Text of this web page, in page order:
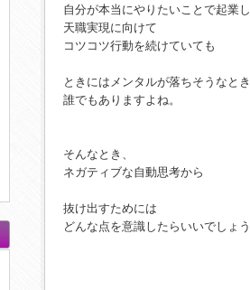
自分が本当にやりたいことで起業
天職実現に向けて
コツコツ行動を続けていても
ときにはメンタルが落ちそうなと
誰でもありますよね。
そんなとき、
ネガティブな自動思考から
抜け出すためには
どんな点を意識したらいいでしょ